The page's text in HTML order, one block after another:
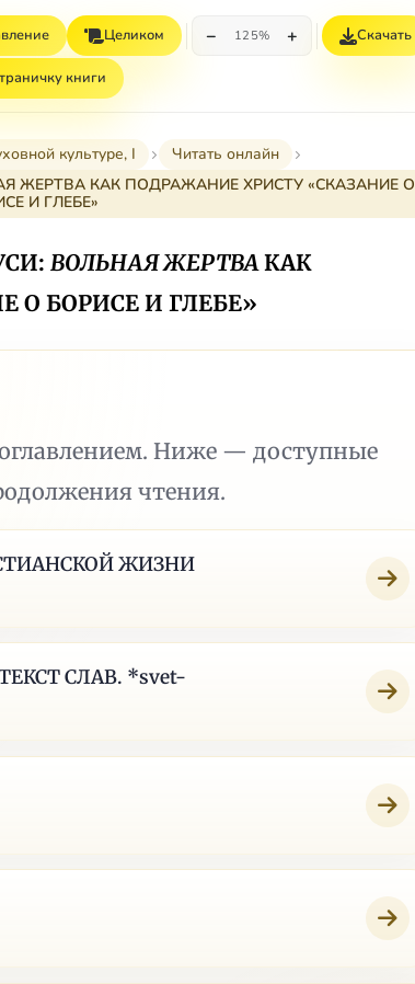
Целиком − 125% + Скачать
книги
культуре, I
Читать онлайн
ЖЕРТВА КАК ПОДРАЖАНИЕ ХРИСТУ «СКАЗАНИЕ О
И ГЛЕБЕ»
ВОЛЬНАЯ ЖЕРТВА КАК
О БОРИСЕ И ГЛЕБЕ»
Ниже — доступные
чтения.
ЖИЗНИ
СЛАВ. *svet-